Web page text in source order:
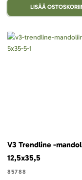
LISÄÄ
V3 Trendline -
12,5x35,5
85788